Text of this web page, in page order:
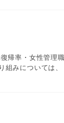
帰率・女性管
組みについては、